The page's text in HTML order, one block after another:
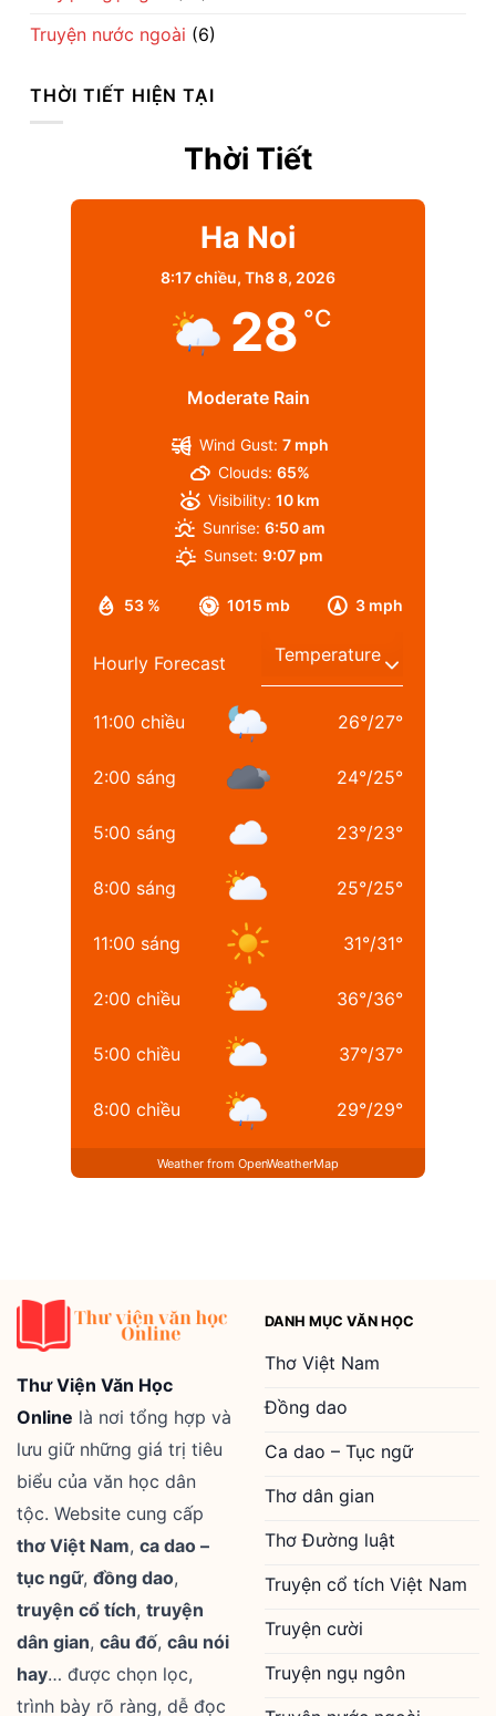
Truyện nước ngoài (6)
THỜI TIẾT HIỆN TẠI
Thời Tiết
Ha Noi
8:17 chiều, Th8 8, 2026
28 °C
Moderate Rain
53 % 1015 mb 3 mph
Wind Gust: 7 mph
Clouds: 65%
Visibility: 10 km
Sunrise: 6:50 am
Sunset: 9:07 pm
Hourly Forecast
11:00 chiều 26°/27°
2:00 sáng 24°/25°
5:00 sáng 23°/23°
8:00 sáng 25°/25°
11:00 sáng 31°/31°
2:00 chiều 36°/36°
5:00 chiều 37°/37°
8:00 chiều 29°/29°
Weather from OpenWeatherMap
Thư Viện Văn Học
Online là nơi tổng hợp và
lưu giữ những giá trị tiêu
biểu của văn học dân
tộc. Website cung cấp
thơ Việt Nam, ca dao –
tục ngữ, đồng dao,
truyện cổ tích, truyện
dân gian, câu đố, câu nói
hay… được chọn lọc,
trình bày rõ ràng, dễ đọc
DANH MỤC VĂN HỌC
Thơ Việt Nam
Đồng dao
Ca dao – Tục ngữ
Thơ dân gian
Thơ Đường luật
Truyện cổ tích Việt Nam
Truyện cười
Truyện ngụ ngôn